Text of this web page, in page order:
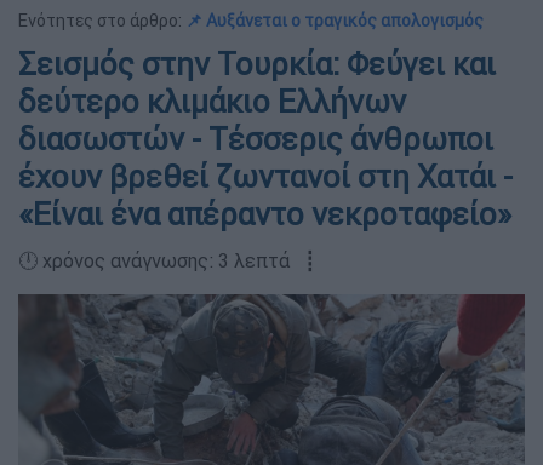
Ενότητες στο άρθρο: 📌 Αυξάνεται ο τραγικός απολογισμός
Σεισμός στην Τουρκία: Φεύγει και
δεύτερο κλιμάκιο Ελλήνων
διασωστών - Τέσσερις άνθρωποι
έχουν βρεθεί ζωντανοί στη Χατάι -
«Είναι ένα απέραντο νεκροταφείο»
🕛 χρόνος ανάγνωσης: 3 λεπτά ┋